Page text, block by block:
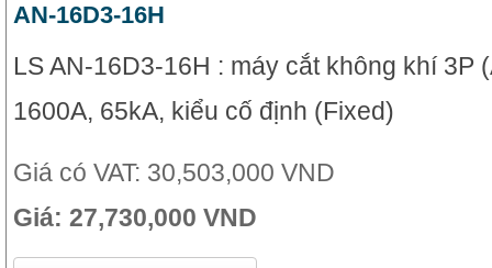
AN-16D3-16H
LS AN-16D3-16H : máy cắt không khí 3P
1600A, 65kA, kiểu cố định (Fixed)
Giá có VAT: 30,503,000 VND
Giá: 27,730,000 VND